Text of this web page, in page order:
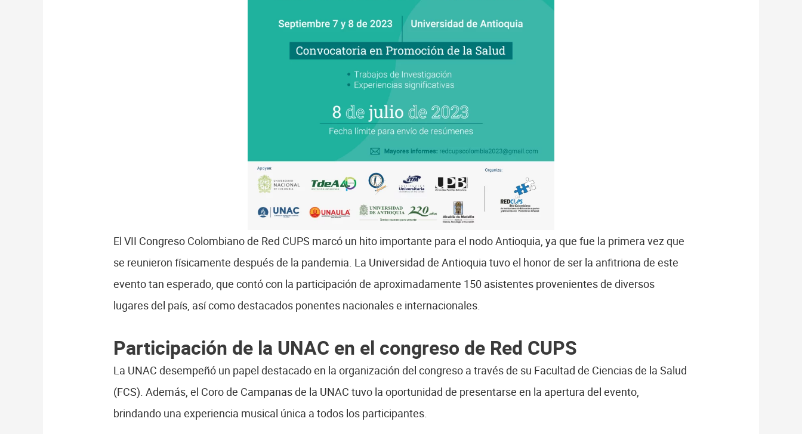
El VII Congreso Colombiano de Red CUPS marcó un hito importante para el nodo Antioquia, ya que fue la primera vez que
se reunieron físicamente después de la pandemia. La Universidad de Antioquia tuvo el honor de ser la anfitriona de este
evento tan esperado, que contó con la participación de aproximadamente 150 asistentes provenientes de diversos
lugares del país, así como destacados ponentes nacionales e internacionales.
Participación de la UNAC en el congreso de Red CUPS
La UNAC desempeñó un papel destacado en la organización del congreso a través de su Facultad de Ciencias de la Salud
(FCS). Además, el Coro de Campanas de la UNAC tuvo la oportunidad de presentarse en la apertura del evento,
brindando una experiencia musical única a todos los participantes.